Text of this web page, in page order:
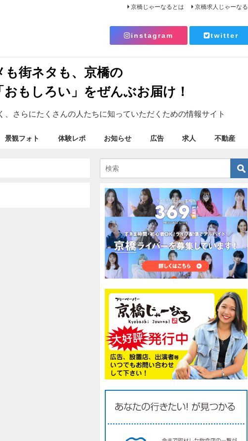
京橋じゃーなるとは 京橋求人じゃーなる
instagram twitter
も街ネタも、京橋の
おもしろい」をぜんぶお届け！
さらにたくさんの人たちに知っていただくための情報サイト
景観フォト 体験レポ お知らせ 広告 求人 不動産